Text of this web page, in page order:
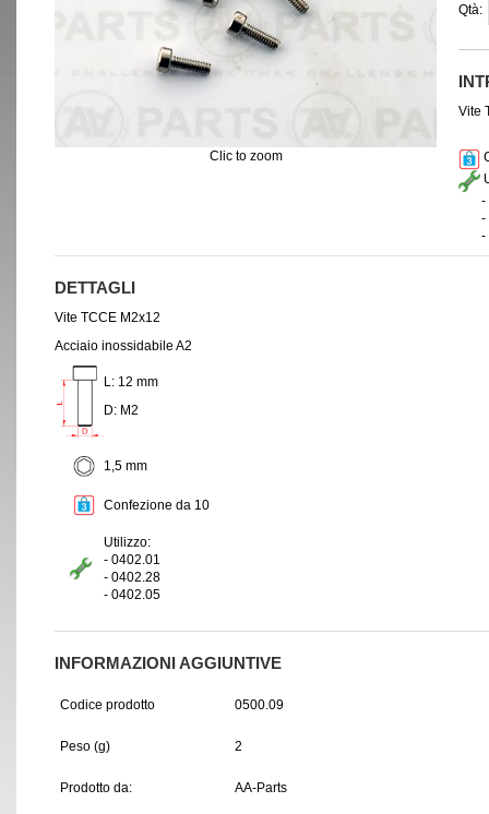
Qtà:
Vite
-
-
-
Clic to zoom
DETTAGLI
Vite TCCE M2x12
Acciaio inossidabile A2
L: 12 mm
D: M2
1,5 mm
Confezione da 10
Utilizzo:
- 0402.01
- 0402.28
- 0402.05
INFORMAZIONI AGGIUNTIVE
Codice prodotto 0500.09
Peso (g) 2
Prodotto da: AA-Parts